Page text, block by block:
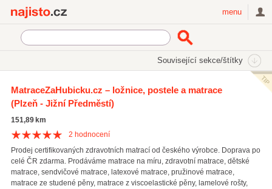
menu
Související sekce/štítky
On-line prodej ložnic, postelí a matrací
MatraceZaHubicku.cz – ložnice, postele a matrace
(Plzeň - Jižní Předměstí)
151,89 km
2 hodnocení
Prodej certifikovaných zdravotních matrací od českého výrobce. Doprava po
celé ČR zdarma. Prodáváme matrace na míru, zdravotní matrace, dětské
matrace, sendvičové matrace, latexové matrace, pružinové matrace,
matrace ze studené pěny, matrace z viscoelastické pěny, lamelové rošty,